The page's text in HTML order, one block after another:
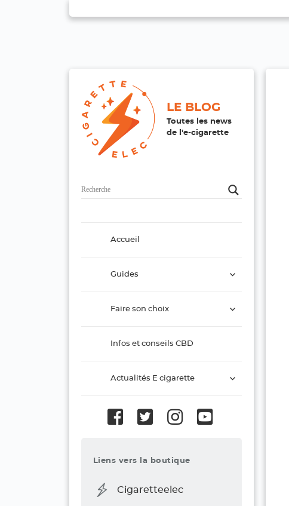
LE BLOG
Toutes les news
de l'e-cigarette
Accueil
Guides
ouvrir
menu
Faire son choix
ouvrir
Infos et conseils CBD
Actualités E cigarette
ouvrir
Liens vers la boutique
Cigaretteelec